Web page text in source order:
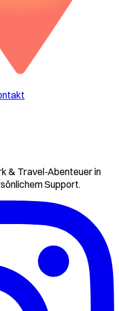
& Travel-Abenteuer in
Support.